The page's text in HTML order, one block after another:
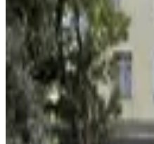
Vista
Ful Eşyalı
Silivri,
5+2· 180 m²
8.800.000 ₺